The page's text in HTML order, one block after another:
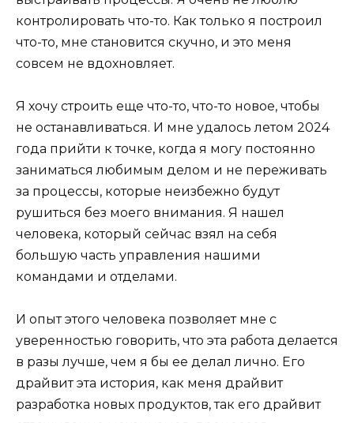
контролировать что-то. Как только я построил
что-то, мне становится скучно, и это меня
совсем не вдохновляет.
Я хочу строить еще что-то, что-то новое, чтобы
не останавливаться. И мне удалось летом 2024
года прийти к точке, когда я могу постоянно
заниматься любимым делом и не переживать
за процессы, которые неизбежно будут
рушиться без моего внимания. Я нашел
человека, который сейчас взял на себя
большую часть управления нашими
командами и отделами.
И опыт этого человека позволяет мне с
уверенностью говорить, что эта работа делается
в разы лучше, чем я бы ее делал лично. Его
драйвит эта история, как меня драйвит
разработка новых продуктов, так его драйвит